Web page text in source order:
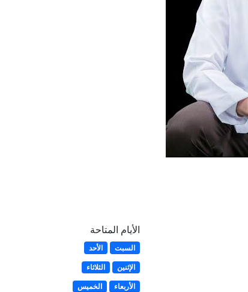
الأيام المتاحة
السبت
الأحد
الإثنين
الثلاثاء
الأربعاء
الخميس